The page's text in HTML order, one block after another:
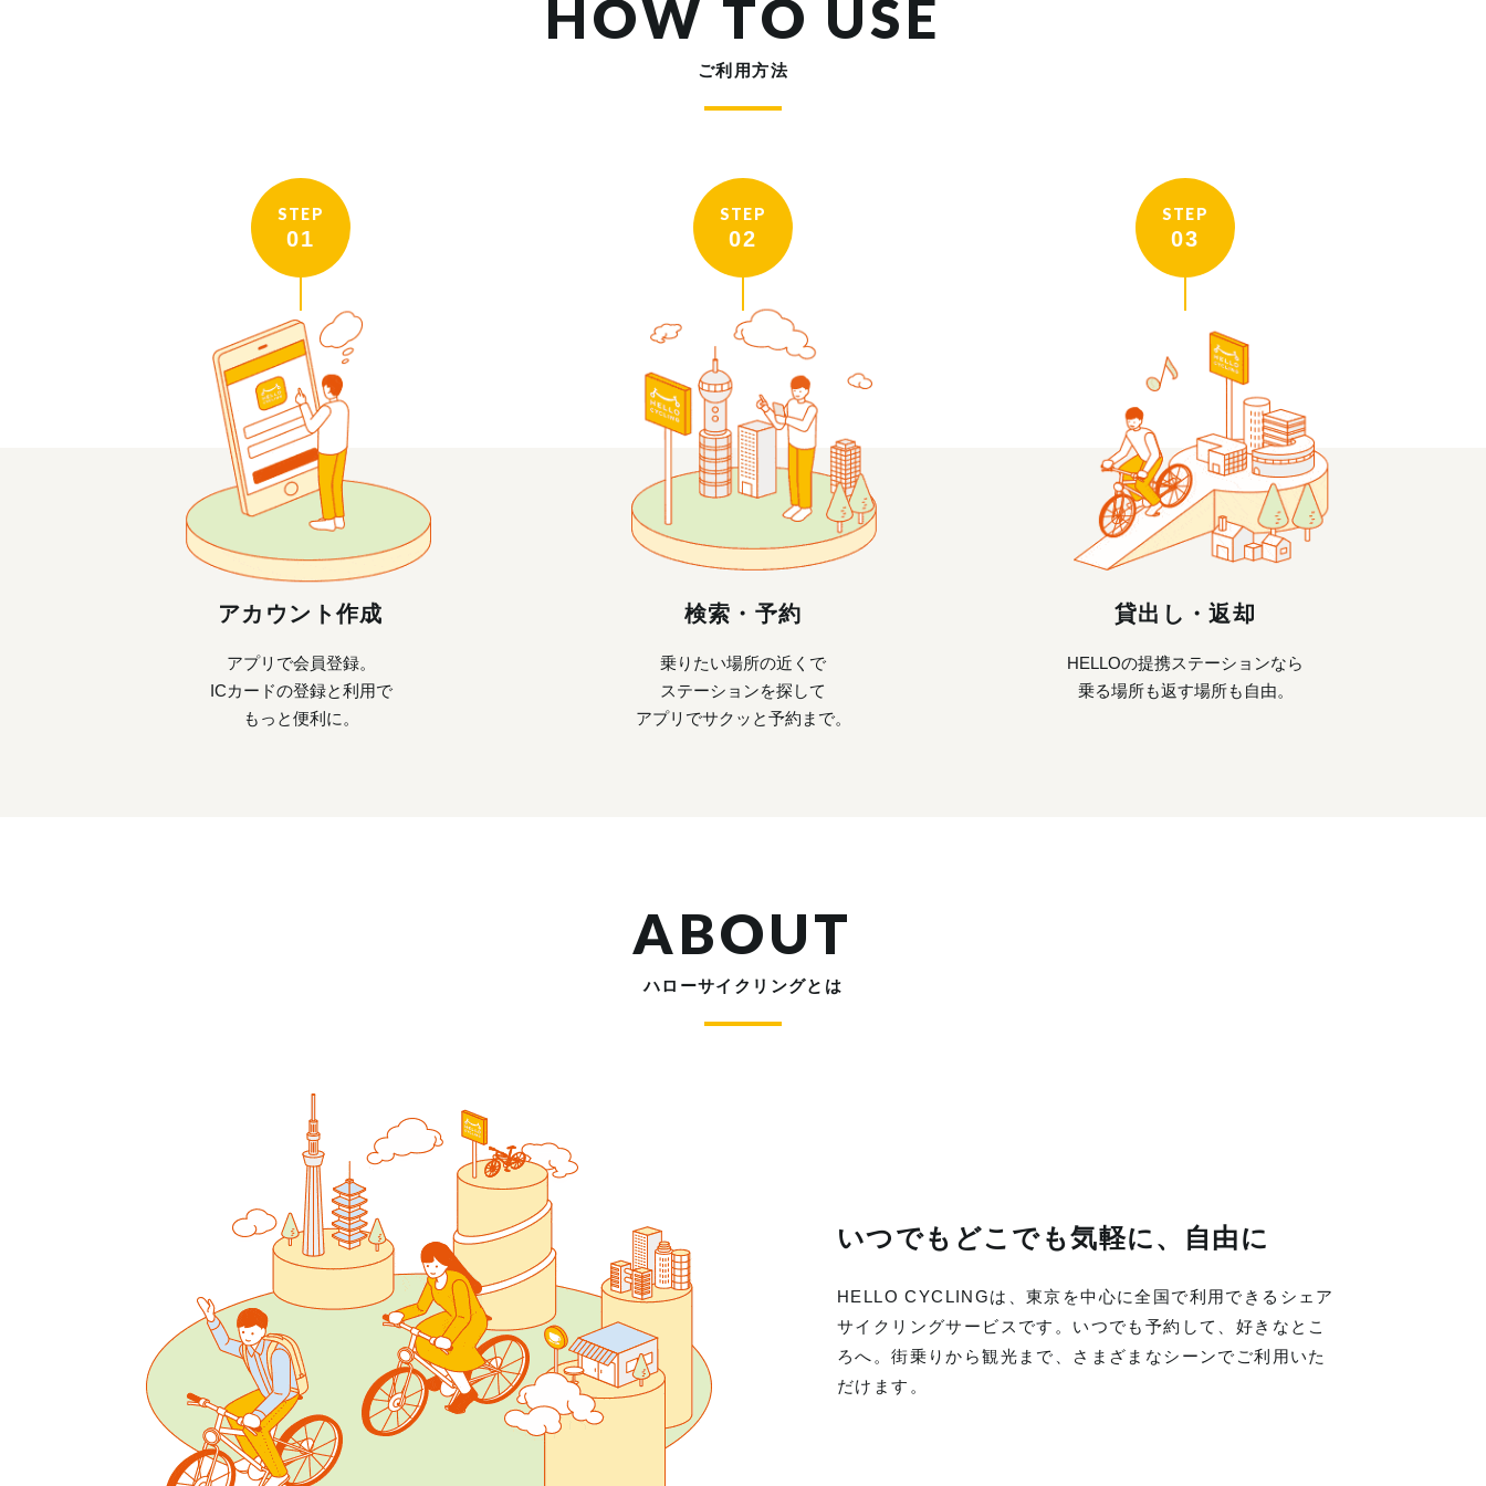
HOW TO USE
ご利用方法
STEP
01
アカウント作成
アプリで会員登録。
ICカードの登録と利用で
もっと便利に。
STEP
02
検索・予約
乗りたい場所の近くで
ステーションを探して
アプリでサクッと予約まで。
STEP
03
貸出し・返却
HELLOの提携ステーションなら
乗る場所も返す場所も自由。
ABOUT
ハローサイクリングとは
いつでもどこでも気軽に、自由に
HELLO CYCLINGは、東京を中心に全国で利用できるシェア
サイクリングサービスです。いつでも予約して、好きなとこ
ろへ。街乗りから観光まで、さまざまなシーンでご利用いた
だけます。